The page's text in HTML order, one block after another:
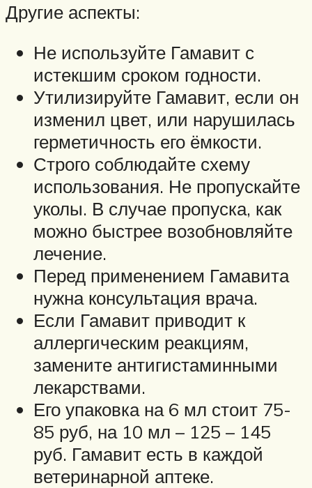
Другие аспекты:
Не используйте Гамавит с
истекшим сроком годности.
Утилизируйте Гамавит, если он
изменил цвет, или нарушилась
герметичность его ёмкости.
Строго соблюдайте схему
использования. Не пропускайте
уколы. В случае пропуска, как
можно быстрее возобновляйте
лечение.
Перед применением Гамавита
нужна консультация врача.
Если Гамавит приводит к
аллергическим реакциям,
замените антигистаминными
лекарствами.
Его упаковка на 6 мл стоит 75-
85 руб, на 10 мл – 125 – 145
руб. Гамавит есть в каждой
ветеринарной аптеке.